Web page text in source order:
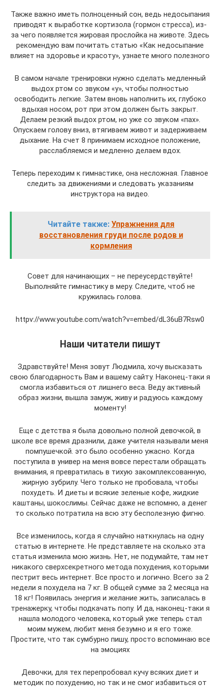
Также важно иметь полноценный сон, ведь недосыпания
приводят к выработке кортизола (гормон стресса), из-
за чего появляется жировая прослойка на животе. Здесь
рекомендую вам почитать статью «Как недосыпание
влияет на здоровье и красоту», узнаете много полезного
В самом начале тренировки нужно сделать медленный
выдох ртом со звуком «у», чтобы полностью
освободить легкие. Затем вновь наполнить их, глубоко
вдыхая носом, рот при этом должен быть закрыт.
Делаем резкий выдох ртом, но уже со звуком «пах».
Опускаем голову вниз, втягиваем живот и задерживаем
дыхание. На счет 8 принимаем исходное положение,
расслабляемся и медленно делаем вдох.
Теперь переходим к гимнастике, она несложная. Главное
следить за движениями и следовать указаниям
инструктора на видео.
Читайте также: Упражнения для
восстановления груди после родов и
кормления
Совет для начинающих – не переусердствуйте!
Выполняйте гимнастику в меру. Следите, чтоб не
кружилась голова.
httpv://www.youtube.com/watch?v=embed/dL36uB7Rsw0
Наши читатели пишут
Здравствуйте! Меня зовут Людмила, хочу высказать
свою благодарность Вам и вашему сайту. Наконец-таки я
смогла избавиться от лишнего веса. Веду активный
образ жизни, вышла замуж, живу и радуюсь каждому
моменту!
Еще с детства я была довольно полной девочкой, в
школе все время дразнили, даже учителя называли меня
помпушечкой. это было особенно ужасно. Когда
поступила в универ на меня вовсе перестали обращать
внимания, я превратилась в тихую закомплексованную,
жирную зубрилу. Чего только не пробовала, чтобы
похудеть. И диеты и всякие зеленые кофе, жидкие
каштаны, шокослимы. Сейчас даже не вспомню, а денег
то сколько потратила на всю эту бесполезную фигню.
Все изменилось, когда я случайно наткнулась на одну
статью в интернете. Не представляете на сколько эта
статья изменила мою жизнь. Нет, не подумайте, там нет
никакого сверхсекретного метода похудения, которыми
пестрит весь интернет. Все просто и логично. Всего за 2
недели я похудела на 7 кг. В общей сумме за 2 месяца на
18 кг! Появилась энергия и желание жить, записалась в
тренажерку, чтобы подкачать попу. И да, наконец-таки я
нашла молодого человека, который уже теперь стал
моим мужем, любит меня безумно и я его тоже.
Простите, что так сумбурно пишу, просто вспоминаю все
на эмоциях
Девочки, для тех перепробовал кучу всяких диет и
методик по похудению, но так и не смог избавиться от